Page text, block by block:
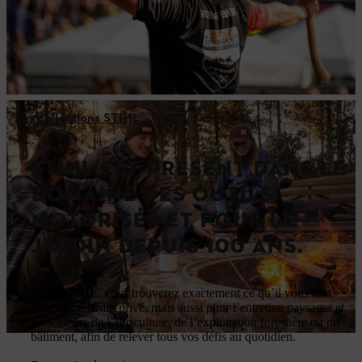
Les collections STIHL
STIHL EST PRÉSENT DANS LE
DOMAINE DES OUTILS
MOTORISÉS ET POUR LE
JARDIN DEPUIS 100 ANS.
Chez STIHL, vous trouverez exactement ce qu’il vous faut
pour votre jardin privé, mais aussi pour l’entretien paysager et
les secteurs de l’agriculture, de l’exploitation forestière ou du
bâtiment, afin de relever tous vos défis au quotidien.